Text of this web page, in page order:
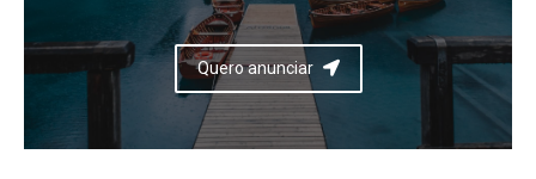
Quero anunciar